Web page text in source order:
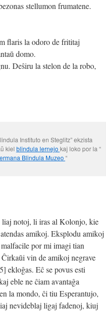
stellumon frumatene.
flaris la odoro de frititaj
domo.
Deŝiru la stelon de la robo,
Instituto en Steglitz” ekzista
kiel blindula lernejo kaj loko por la “
Blindula Muzeo “
liaj notoj, li iras al Kolonjo, kie
amikoj. Eksplodu amikoj
por mi imagi tian
vin de amikoj negrave
ekloĝas. Eĉ se povus esti
eble ne ĉiam avantaĝa
la mondo, ĉi tiu Esperantujo,
nevideblaj ligaj fadenoj, kiuj